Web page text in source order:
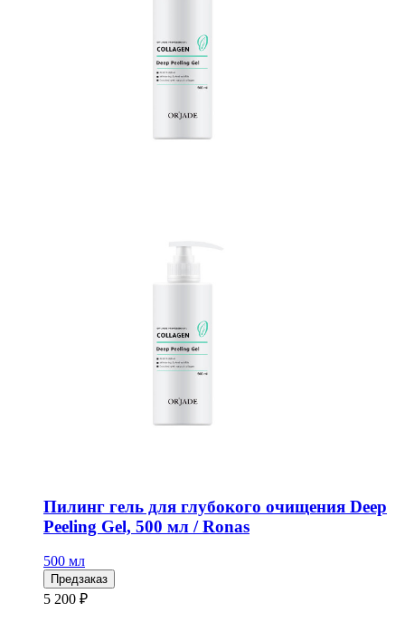
Пилинг гель для глубокого очищения Deep
Peeling Gel, 500 мл / Ronas
500 мл
Предзаказ
5 200 ₽